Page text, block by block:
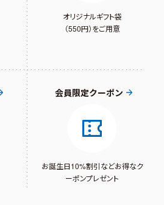
オリジナルギフト袋
（550円）をご用意
会員限定クーポン
お誕生日10%割引などお得なク
ーポンプレゼント